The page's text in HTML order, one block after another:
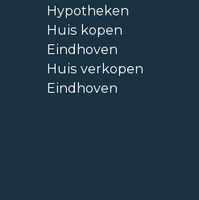
Hypotheken
Huis kopen
Eindhoven
Huis verkopen
Eindhoven